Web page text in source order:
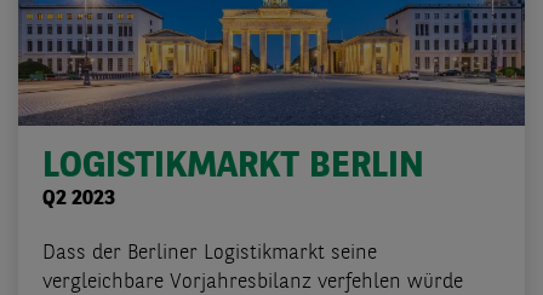
LOGISTIKMARKT BERLIN
Q2 2023
Dass der Berliner Logistikmarkt seine
vergleichbare Vorjahresbilanz verfehlen würde